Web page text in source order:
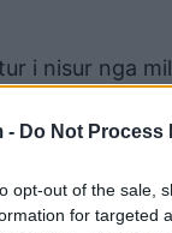
- Do Not Process
opt-out of the sale,
for targeted
i nisur nga
civilë,
se 56,500
banorësh